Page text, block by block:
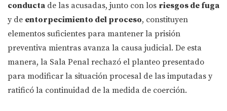
conducta de las acusadas, junto con los riesgos de fuga
y de entorpecimiento del proceso, constituyen
elementos suficientes para mantener la prisión
preventiva mientras avanza la causa judicial. De esta
manera, la Sala Penal rechazó el planteo presentado
para modificar la situación procesal de las imputadas y
ratificó la continuidad de la medida de coerción.